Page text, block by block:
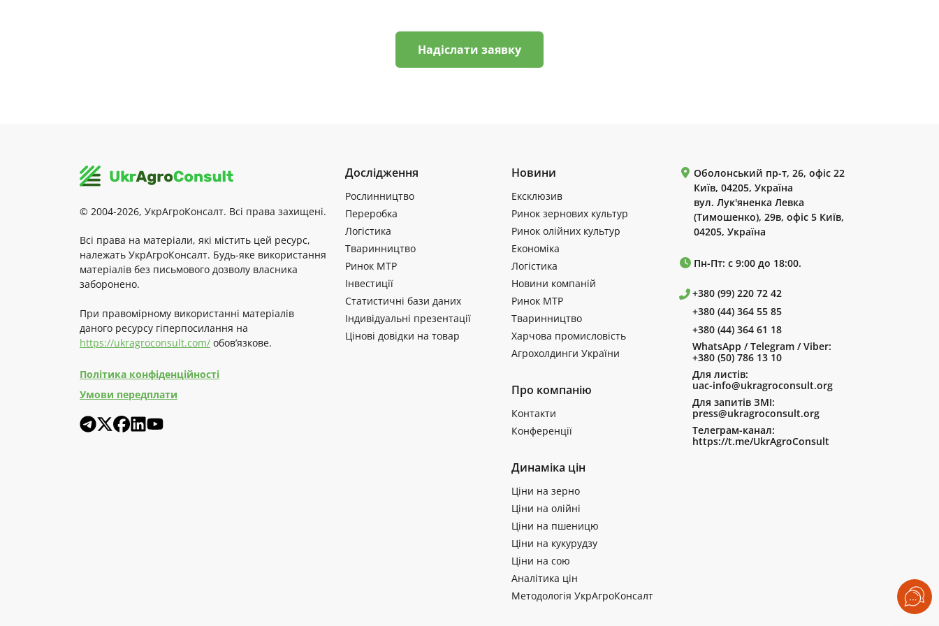
Надіслати заявку
© 2004-2026, УкрАгроКонсалт. Всі права захищені.
Всі права на матеріали, які містить цей ресурс,
належать УкрАгроКонсалт. Будь-яке використання
матеріалів без письмового дозволу власника
заборонено.
При правомірному використанні матеріалів
даного ресурсу гіперпосилання на
https://ukragroconsult.com/ обов’язкове.
Політика конфіденційності
Умови передплати
Дослідження
Рослинництво
Переробка
Логістика
Тваринництво
Ринок МТР
Інвестиції
Статистичні бази даних
Індивідуальні презентації
Цінові довідки на товар
Новини
Ексклюзив
Ринок зернових культур
Ринок олійних культур
Економіка
Логістика
Новини компаній
Ринок МТР
Тваринництво
Харчова промисловість
Агрохолдинги України
Про компанію
Контакти
Конференції
Динаміка цін
Ціни на зерно
Ціни на олійні
Ціни на пшеницю
Ціни на кукурудзу
Ціни на сою
Аналітика цін
Методологія УкрАгроКонсалт
Оболонський пр-т, 26, офіс 22
Київ, 04205, Україна
вул. Лук'яненка Левка
(Тимошенко), 29в, офіс 5 Київ,
04205, Україна
Пн-Пт: с 9:00 до 18:00.
+380 (99) 220 72 42
+380 (44) 364 55 85
+380 (44) 364 61 18
WhatsApp / Telegram / Viber:
+380 (50) 786 13 10
Для листів:
uac-info@ukragroconsult.org
Для запитів ЗМІ:
press@ukragroconsult.org
Телеграм-канал:
https://t.me/UkrAgroConsult